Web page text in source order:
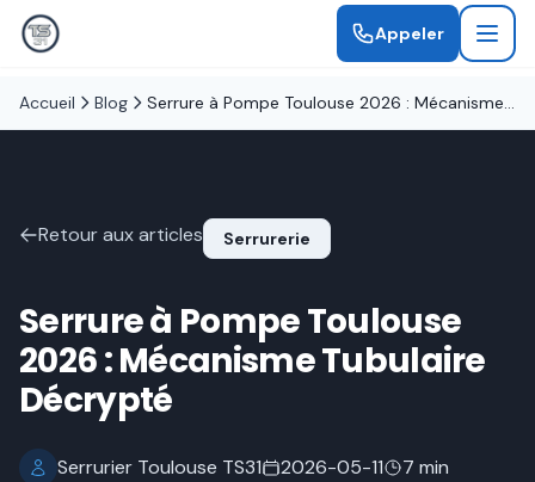
Appeler
Accueil Blog Serrure à Pompe Toulouse 2026 : Mécanisme Tubulaire Décrypté
Retour aux articles Serrurerie
Serrure à Pompe Toulouse
2026 : Mécanisme Tubulaire
Décrypté
Serrurier Toulouse TS31 2026-05-11 7 min